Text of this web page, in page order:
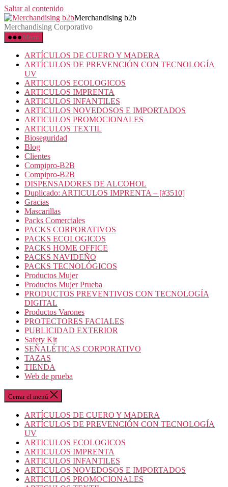
Saltar al contenido
Merchandising b2b
Merchandising Corporativo
Menú
ARTÍCULOS DE CUERO Y MADERA
ARTÍCULOS DE PREVENCIÓN CON TECNOLOGÍA
UV
ARTICULOS ECOLOGICOS
ARTICULOS IMPRENTA
ARTICULOS INFANTILES
ARTICULOS NOVEDOSOS E IMPORTADOS
ARTICULOS PROMOCIONALES
ARTICULOS TEXTIL
Bioseguridad
Blog
Clientes
Compipro-B2B
Compipro-B2B
DISPENSADORES DE ALCOHOL
Duplicado: ARTICULOS IMPRENTA – [#3510]
Gracias
Mascarillas
Packs Comerciales
PACKS CORPORATIVOS
PACKS ECOLOGICOS
PACKS HOME OFFICE
PACKS NAVIDEÑO
PACKS TECNOLÓGICOS
Productos Mujer
Productos Mujer Prueba
PRODUCTOS PREVENTIVOS CON TECNOLOGÍA
DIGITAL
Productos Varones
PROTECTORES FACIALES
PUBLICIDAD EXTERIOR
Safety Kit
SEÑALÉTICAS CORPORATIVO
TAZAS
TIENDA
Web de prueba
Cerrar el menú
ARTÍCULOS DE CUERO Y MADERA
ARTÍCULOS DE PREVENCIÓN CON TECNOLOGÍA
UV
ARTICULOS ECOLOGICOS
ARTICULOS IMPRENTA
ARTICULOS INFANTILES
ARTICULOS NOVEDOSOS E IMPORTADOS
ARTICULOS PROMOCIONALES